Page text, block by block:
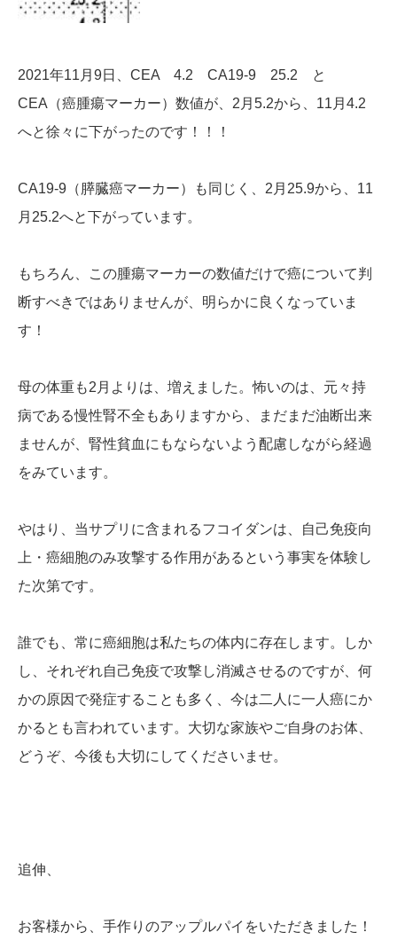
2021年11月9日、CEA 4.2 CA19-9 25.2 と
CEA（癌腫瘍マーカー）数値が、2月5.2から、11月4.2
へと徐々に下がったのです！！！
CA19-9（膵臓癌マーカー）も同じく、2月25.9から、11
月25.2へと下がっています。
もちろん、この腫瘍マーカーの数値だけで癌について判
断すべきではありませんが、明らかに良くなっていま
す！
母の体重も2月よりは、増えました。怖いのは、元々持
病である慢性腎不全もありますから、まだまだ油断出来
ませんが、腎性貧血にもならないよう配慮しながら経過
をみています。
やはり、当サプリに含まれるフコイダンは、自己免疫向
上・癌細胞のみ攻撃する作用があるという事実を体験し
た次第です。
誰でも、常に癌細胞は私たちの体内に存在します。しか
し、それぞれ自己免疫で攻撃し消滅させるのですが、何
かの原因で発症することも多く、今は二人に一人癌にか
かるとも言われています。大切な家族やご自身のお体、
どうぞ、今後も大切にしてくださいませ。
追伸、
お客様から、手作りのアップルパイをいただきました！